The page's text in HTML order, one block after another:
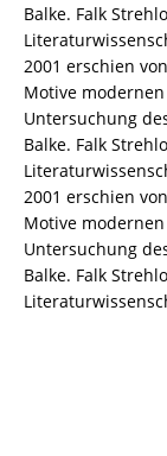
Balke. Falk
2001 erschien
Motive
Untersuchung
Balke. Falk
2001 erschien
Motive
Untersuchung
Balke. Falk